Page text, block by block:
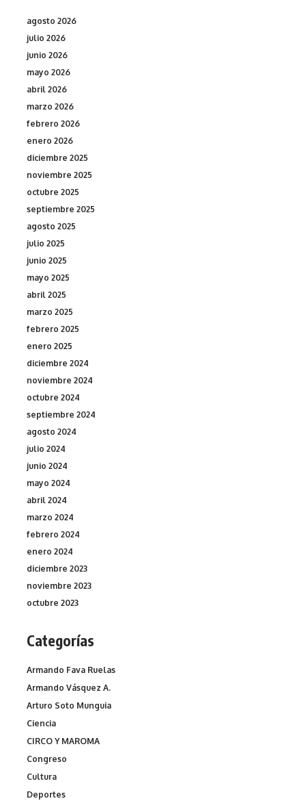
agosto 2026
julio 2026
junio 2026
mayo 2026
abril 2026
marzo 2026
febrero 2026
enero 2026
diciembre 2025
noviembre 2025
octubre 2025
septiembre 2025
agosto 2025
julio 2025
junio 2025
mayo 2025
abril 2025
marzo 2025
febrero 2025
enero 2025
diciembre 2024
noviembre 2024
octubre 2024
septiembre 2024
agosto 2024
julio 2024
junio 2024
mayo 2024
abril 2024
marzo 2024
febrero 2024
enero 2024
diciembre 2023
noviembre 2023
octubre 2023
Categorías
Armando Fava Ruelas
Armando Vásquez A.
Arturo Soto Munguia
Ciencia
CIRCO Y MAROMA
Congreso
Cultura
Deportes